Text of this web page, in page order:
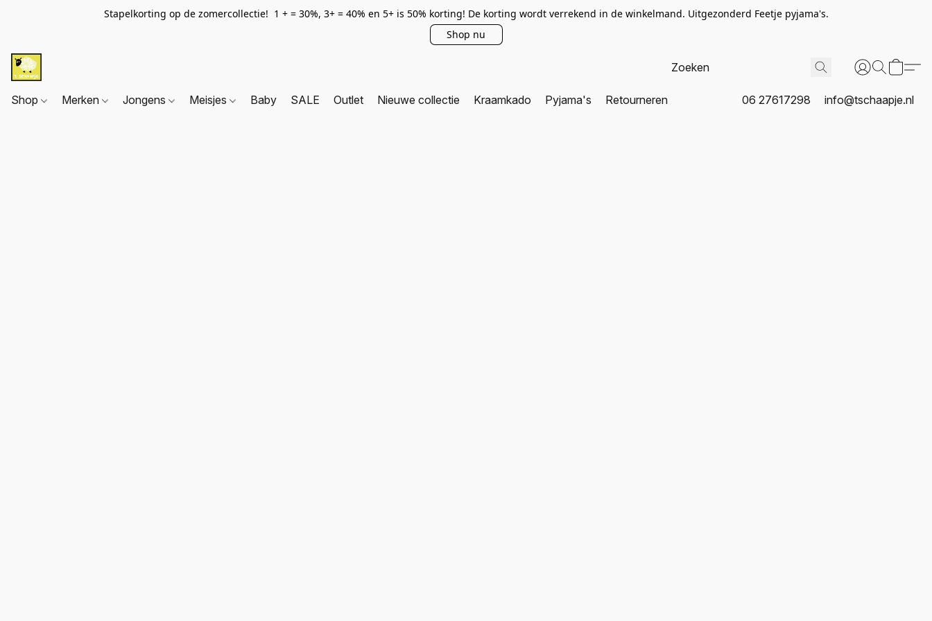
Stapelkorting op de zomercollectie! 1 + = 30%, 3+ = 40% en 5+ is 50% korting! De korting wordt verrekend in de winkelmand. Uitgezonderd Feetje pyjama's.
Shop nu
Shop Merken Jongens Meisjes Baby SALE Outlet Nieuwe collectie Kraamkado Pyjama's Retourneren 06 27617298 info@tschaapje.nl